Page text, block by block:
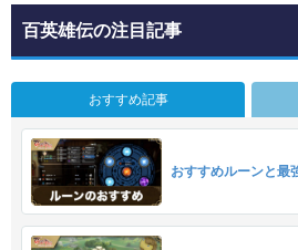
百英雄伝の注目記事
おすすめ記事
おすすめルーンと最